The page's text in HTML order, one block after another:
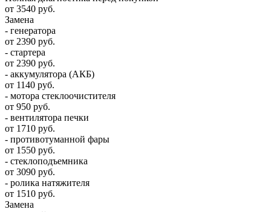
от 3540 руб.
Замена
- генератора
от 2390 руб.
- стартера
от 2390 руб.
- аккумулятора (АКБ)
от 1140 руб.
- мотора стеклоочистителя
от 950 руб.
- вентилятора печки
от 1710 руб.
- противотуманной фары
от 1550 руб.
- стеклоподъемника
от 3090 руб.
- ролика натяжителя
от 1510 руб.
Замена